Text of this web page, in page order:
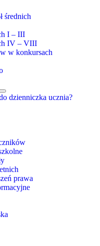
średnich
I – III
IV – VIII
w konkursach
dzienniczka ucznia?
prawa